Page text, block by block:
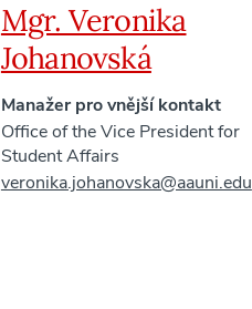
Mgr. Veronika
Johanovská
Manažer pro vnější kontakt
Office of the Vice President for
Student Affairs
veronika.johanovska@aauni.edu